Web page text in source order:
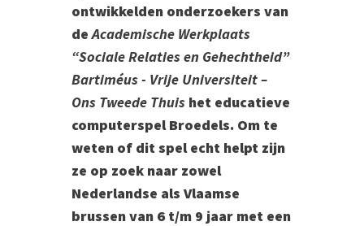
ontwikkelden onderzoekers van
deAcademische Werkplaats
“Sociale Relaties en Gehechtheid”
Bartiméus - Vrije Universiteit –
Ons Tweede Thuis het educatieve
computerspel Broedels. Om te
weten of dit spel echt helpt zijn
ze op zoek naar zowel
Nederlandse als Vlaamse
brussen van 6 t/m 9 jaar met een